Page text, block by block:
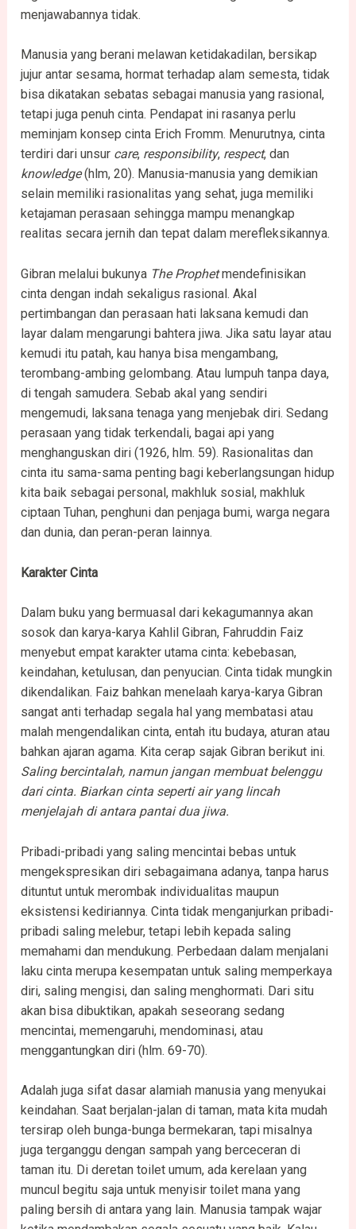
menjawabannya tidak.
Manusia yang berani melawan ketidakadilan, bersikap
jujur antar sesama, hormat terhadap alam semesta, tidak
bisa dikatakan sebatas sebagai manusia yang rasional,
tetapi juga penuh cinta. Pendapat ini rasanya perlu
meminjam konsep cinta Erich Fromm. Menurutnya, cinta
terdiri dari unsur care, responsibility, respect, dan
knowledge(hlm, 20). Manusia-manusia yang demikian
selain memiliki rasionalitas yang sehat, juga memiliki
ketajaman perasaan sehingga mampu menangkap
realitas secara jernih dan tepat dalam merefleksikannya.
Gibran melalui bukunya The Prophetmendefinisikan
cinta dengan indah sekaligus rasional. Akal
pertimbangan dan perasaan hati laksana kemudi dan
layar dalam mengarungi bahtera jiwa. Jika satu layar atau
kemudi itu patah, kau hanya bisa mengambang,
terombang-ambing gelombang. Atau lumpuh tanpa daya,
di tengah samudera. Sebab akal yang sendiri
mengemudi, laksana tenaga yang menjebak diri. Sedang
perasaan yang tidak terkendali, bagai api yang
menghanguskan diri (1926, hlm. 59). Rasionalitas dan
cinta itu sama-sama penting bagi keberlangsungan hidup
kita baik sebagai personal, makhluk sosial, makhluk
ciptaan Tuhan, penghuni dan penjaga bumi, warga negara
dan dunia, dan peran-peran lainnya.
Karakter Cinta
Dalam buku yang bermuasal dari kekagumannya akan
sosok dan karya-karya Kahlil Gibran, Fahruddin Faiz
menyebut empat karakter utama cinta: kebebasan,
keindahan, ketulusan, dan penyucian. Cinta tidak mungkin
dikendalikan. Faiz bahkan menelaah karya-karya Gibran
sangat anti terhadap segala hal yang membatasi atau
malah mengendalikan cinta, entah itu budaya, aturan atau
bahkan ajaran agama. Kita cerap sajak Gibran berikut ini.
Saling bercintalah, namun jangan membuat belenggu
dari cinta. Biarkan cinta seperti air yang lincah
menjelajah di antara pantai dua jiwa.
Pribadi-pribadi yang saling mencintai bebas untuk
mengekspresikan diri sebagaimana adanya, tanpa harus
dituntut untuk merombak individualitas maupun
eksistensi kediriannya. Cinta tidak menganjurkan pribadi-
pribadi saling melebur, tetapi lebih kepada saling
memahami dan mendukung. Perbedaan dalam menjalani
laku cinta merupa kesempatan untuk saling memperkaya
diri, saling mengisi, dan saling menghormati. Dari situ
akan bisa dibuktikan, apakah seseorang sedang
mencintai, memengaruhi, mendominasi, atau
menggantungkan diri (hlm. 69-70).
Adalah juga sifat dasar alamiah manusia yang menyukai
keindahan. Saat berjalan-jalan di taman, mata kita mudah
tersirap oleh bunga-bunga bermekaran, tapi misalnya
juga terganggu dengan sampah yang berceceran di
taman itu. Di deretan toilet umum, ada kerelaan yang
muncul begitu saja untuk menyisir toilet mana yang
paling bersih di antara yang lain. Manusia tampak wajar